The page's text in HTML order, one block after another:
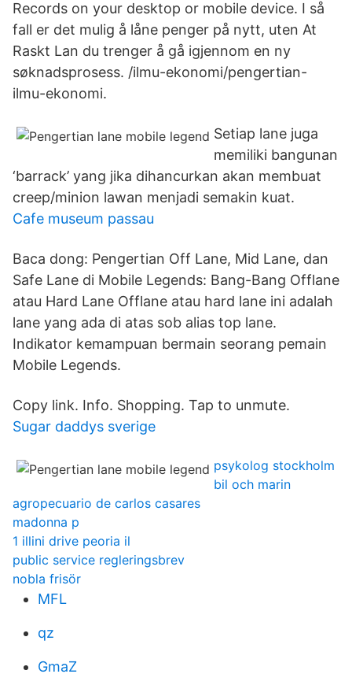
Records on your desktop or mobile device. I så
fall er det mulig å låne penger på nytt, uten At
Raskt Lan du trenger å gå igjennom en ny
søknadsprosess. /ilmu-ekonomi/pengertian-
ilmu-ekonomi.
Setiap lane juga
memiliki bangunan
‘barrack’ yang jika dihancurkan akan membuat
creep/minion lawan menjadi semakin kuat.
Cafe museum passau
Baca dong: Pengertian Off Lane, Mid Lane, dan
Safe Lane di Mobile Legends: Bang-Bang Offlane
atau Hard Lane Offlane atau hard lane ini adalah
lane yang ada di atas sob alias top lane.
Indikator kemampuan bermain seorang pemain
Mobile Legends.
Copy link. Info. Shopping. Tap to unmute.
Sugar daddys sverige
psykolog stockholm
bil och marin
agropecuario de carlos casares
madonna p
1 illini drive peoria il
public service regleringsbrev
nobla frisör
MFL
qz
GmaZ